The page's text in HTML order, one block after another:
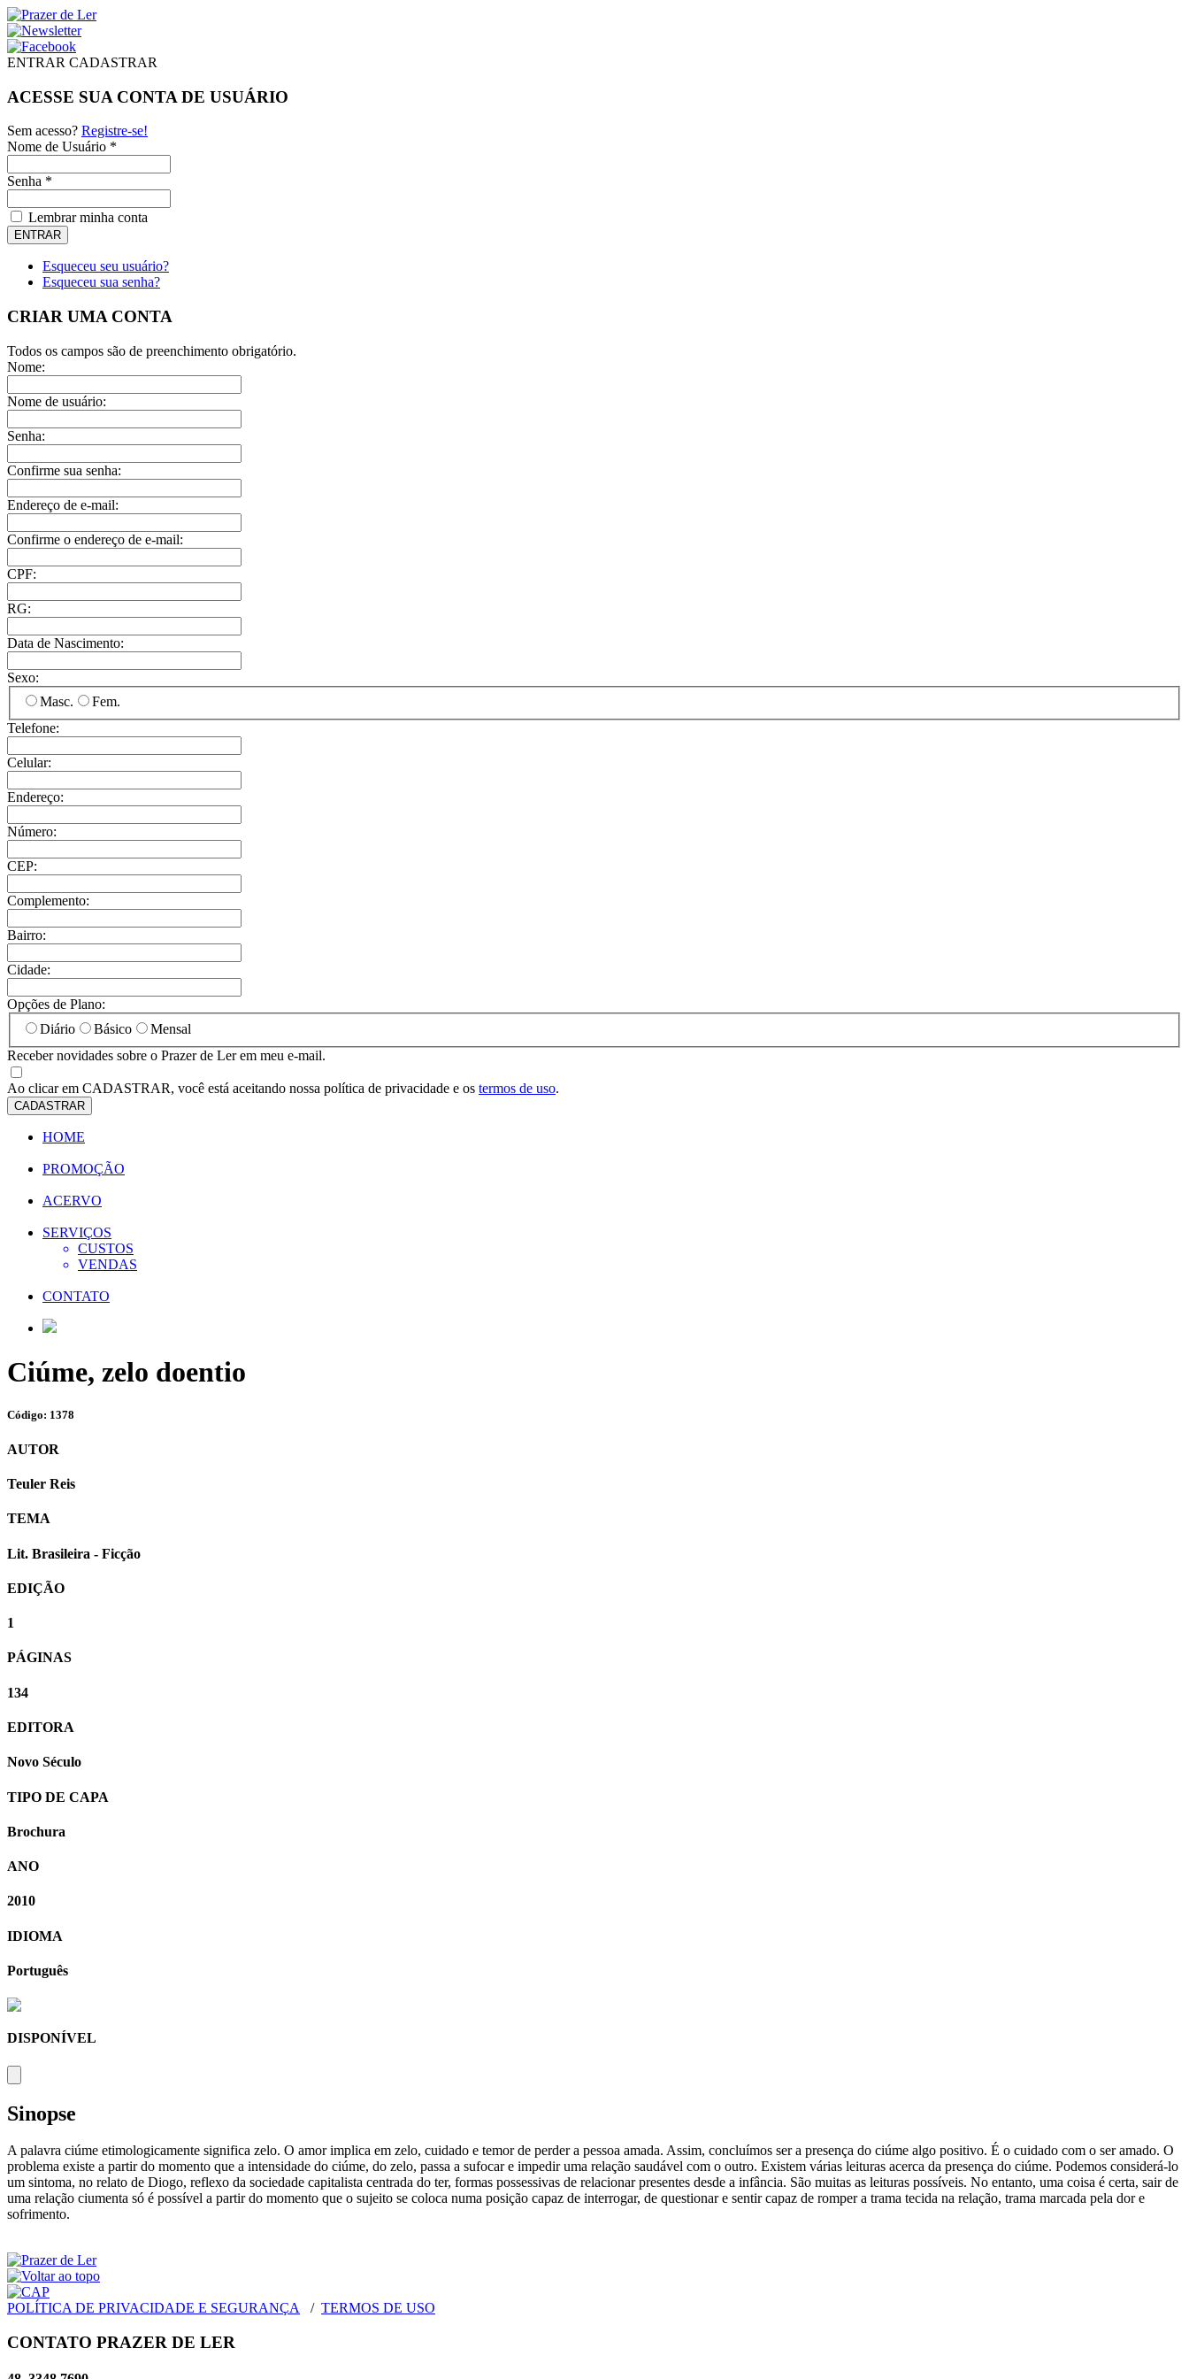
ENTRAR CADASTRAR
ACESSE SUA CONTA DE USUÁRIO
Sem acesso? Registre-se!
Nome de Usuário *
Senha *
Lembrar minha conta
Esqueceu seu usuário?
Esqueceu sua senha?
CRIAR UMA CONTA
Todos os campos são de preenchimento obrigatório.
Nome:
Nome de usuário:
Senha:
Confirme sua senha:
Endereço de e-mail:
Confirme o endereço de e-mail:
CPF:
RG:
Data de Nascimento:
Sexo:
Masc.
Fem.
Telefone:
Celular:
Endereço:
Número:
CEP:
Complemento:
Bairro:
Cidade:
Opções de Plano:
Diário
Básico
Mensal
Receber novidades sobre o Prazer de Ler em meu e-mail.
Ao clicar em CADASTRAR, você está aceitando nossa política de privacidade e os termos de uso.
CADASTRAR
HOME
PROMOÇÃO
ACERVO
SERVIÇOS
CUSTOS
VENDAS
CONTATO
Ciúme, zelo doentio
Código: 1378
AUTOR
Teuler Reis
TEMA
Lit. Brasileira - Ficção
EDIÇÃO
1
PÁGINAS
134
EDITORA
Novo Século
TIPO DE CAPA
Brochura
ANO
2010
IDIOMA
Português
DISPONÍVEL
Sinopse
A palavra ciúme etimologicamente significa zelo. O amor implica em zelo, cuidado e temor de perder a pessoa amada. Assim, concluímos ser a presença do ciúme algo positivo. É o cuidado com o ser amado. O
problema existe a partir do momento que a intensidade do ciúme, do zelo, passa a sufocar e impedir uma relação saudável com o outro. Existem várias leituras acerca da presença do ciúme. Podemos considerá-lo
um sintoma, no relato de Diogo, reflexo da sociedade capitalista centrada do ter, formas possessivas de relacionar presentes desde a infância. São muitas as leituras possíveis. No entanto, uma coisa é certa, sair de
uma relação ciumenta só é possível a partir do momento que o sujeito se coloca numa posição capaz de interrogar, de questionar e sentir capaz de romper a trama tecida na relação, trama marcada pela dor e
sofrimento.
POLÍTICA DE PRIVACIDADE E SEGURANÇA / TERMOS DE USO
CONTATO PRAZER DE LER